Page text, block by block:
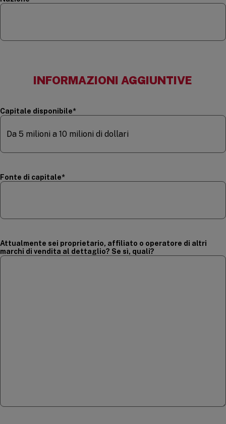
INFORMAZIONI AGGIUNTIVE
Capitale disponibile*(required)
Fonte di capitale*(required)
Attualmente sei proprietario, affiliato o operatore di altri
marchi di vendita al dettaglio? Se sì, quali?